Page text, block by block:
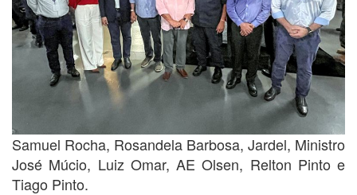
Samuel Rocha, Rosandela Barbosa, Jardel, Ministro
José Múcio, Luiz Omar, AE Olsen, Relton Pinto e
Tiago Pinto.